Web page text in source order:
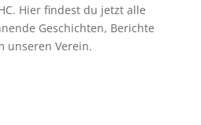
Hier findest du jetzt alle
Geschichten, Berichte
unseren Verein.